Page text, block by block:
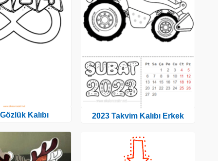
Kalıbı 2023 Takvim Kalıbı Erkek